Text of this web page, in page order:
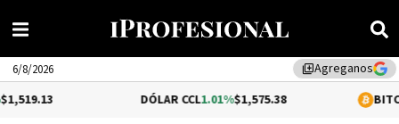
library_addAgreganos
6/8/2026
1.01%$1,575.38 0.48%